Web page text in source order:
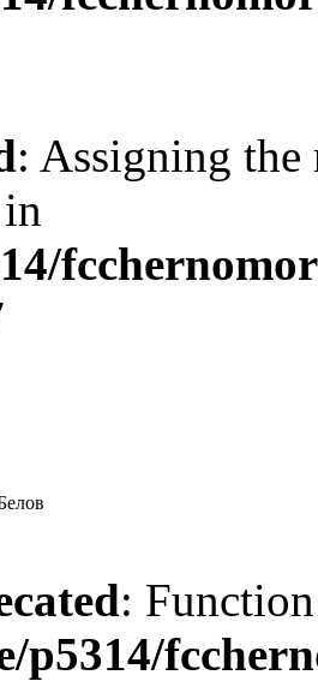
: Assigning the
:
p5314/